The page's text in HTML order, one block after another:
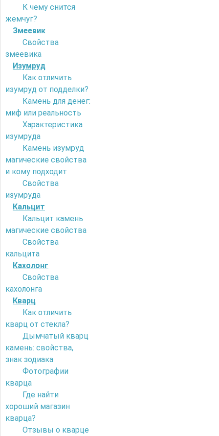
К чему снится
жемчуг?
Змеевик
Свойства
змеевика
Изумруд
Как отличить
изумруд от подделки?
Камень для денег:
миф или реальность
Характеристика
изумруда
Камень изумруд
магические свойства
и кому подходит
Свойства
изумруда
Кальцит
Кальцит камень
магические свойства
Свойства
кальцита
Кахолонг
Свойства
кахолонга
Кварц
Как отличить
кварц от стекла?
Дымчатый кварц
камень: свойства,
знак зодиака
Фотографии
кварца
Где найти
хороший магазин
кварца?
Отзывы о кварце